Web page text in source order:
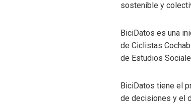
sostenible y
BiciDatos es una
de Ciclistas
de Estudios
BiciDatos tiene el
de decisiones y el